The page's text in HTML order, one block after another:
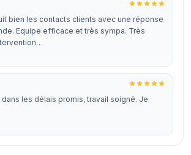
bien les contacts clients avec une réponse
Equipe efficace et très sympa. Très
les délais promis, travail soigné. Je